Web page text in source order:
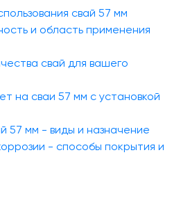
свай 57 мм
и область применения
свай для вашего
на сваи 57 мм с установкой
57 мм - виды и назначение
- способы покрытия и